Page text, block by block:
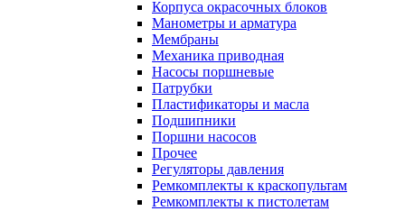
Корпуса окрасочных блоков
Манометры и арматура
Мембраны
Механика приводная
Насосы поршневые
Патрубки
Пластификаторы и масла
Подшипники
Поршни насосов
Прочее
Регуляторы давления
Ремкомплекты к краскопультам
Ремкомплекты к пистолетам